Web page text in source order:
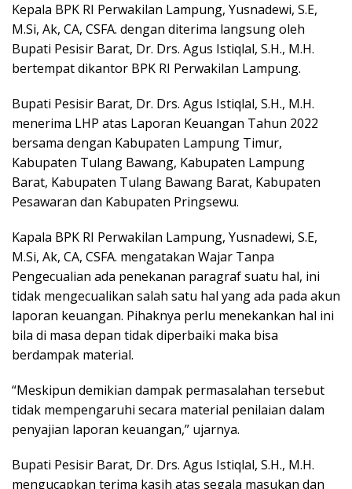
Kepala BPK RI Perwakilan Lampung, Yusnadewi, S.E,
M.Si, Ak, CA, CSFA. dengan diterima langsung oleh
Bupati Pesisir Barat, Dr. Drs. Agus Istiqlal, S.H., M.H.
bertempat dikantor BPK RI Perwakilan Lampung.
Bupati Pesisir Barat, Dr. Drs. Agus Istiqlal, S.H., M.H.
menerima LHP atas Laporan Keuangan Tahun 2022
bersama dengan Kabupaten Lampung Timur,
Kabupaten Tulang Bawang, Kabupaten Lampung
Barat, Kabupaten Tulang Bawang Barat, Kabupaten
Pesawaran dan Kabupaten Pringsewu.
Kapala BPK RI Perwakilan Lampung, Yusnadewi, S.E,
M.Si, Ak, CA, CSFA. mengatakan Wajar Tanpa
Pengecualian ada penekanan paragraf suatu hal, ini
tidak mengecualikan salah satu hal yang ada pada akun
laporan keuangan. Pihaknya perlu menekankan hal ini
bila di masa depan tidak diperbaiki maka bisa
berdampak material.
“Meskipun demikian dampak permasalahan tersebut
tidak mempengaruhi secara material penilaian dalam
penyajian laporan keuangan,” ujarnya.
Bupati Pesisir Barat, Dr. Drs. Agus Istiqlal, S.H., M.H.
mengucapkan terima kasih atas segala masukan dan